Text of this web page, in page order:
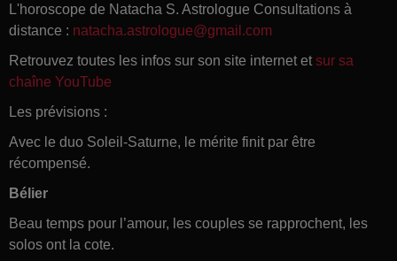
L'horoscope de Natacha S. Astrologue Consultations à
distance : natacha.astrologue@gmail.com
Retrouvez toutes les infos sur son site internet et sur sa
chaîne YouTube
Les prévisions :
Avec le duo Soleil-Saturne, le mérite finit par être
récompensé.
Bélier
Beau temps pour l’amour, les couples se rapprochent, les
solos ont la cote.